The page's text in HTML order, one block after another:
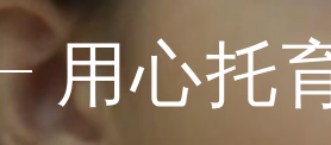
用心托